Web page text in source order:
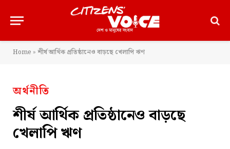
Home » শীর্ষ আর্থিক প্রতিষ্ঠানেও বাড়ছে খেলাপি ঋণ
অর্থনীতি
শীর্ষ আর্থিক প্রতিষ্ঠানেও বাড়ছে
খেলাপি ঋণ